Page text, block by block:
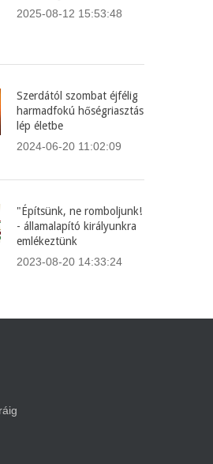
2025-08-12 15:53:48
Szerdától szombat éjfélig
harmadfokú hőségriasztás
lép életbe
2024-06-20 11:02:09
"Építsünk, ne romboljunk!
- államalapító királyunkra
emlékeztünk
2023-08-20 14:33:24